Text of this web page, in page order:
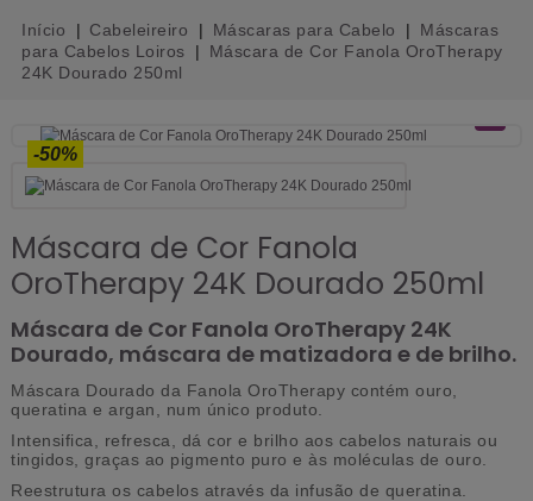
Início Cabeleireiro Máscaras para Cabelo
Máscaras
para Cabelos Loiros
Máscara de Cor Fanola OroTherapy
24K Dourado 250ml
-50%
Máscara de Cor Fanola
OroTherapy 24K Dourado 250ml
Máscara de Cor Fanola OroTherapy 24K
Dourado, máscara de matizadora e de brilho.
Máscara Dourado da Fanola OroTherapy contém ouro,
queratina e argan, num único produto.
Intensifica, refresca, dá cor e brilho aos cabelos naturais ou
tingidos, graças ao pigmento puro e às moléculas de ouro.
Reestrutura os cabelos através da infusão de queratina.